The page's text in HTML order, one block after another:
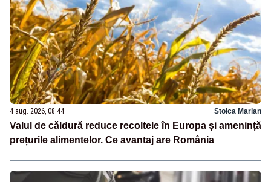
4 aug. 2026, 08:44 Stoica Marian
Valul de căldură reduce recoltele în Europa și amenință
prețurile alimentelor. Ce avantaj are România